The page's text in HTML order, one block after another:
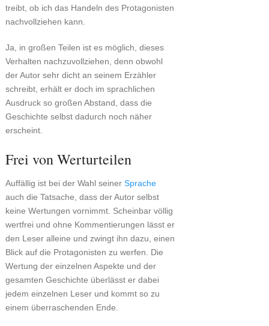
treibt, ob ich das Handeln des Protagonisten
nachvollziehen kann.
Ja, in großen Teilen ist es möglich, dieses
Verhalten nachzuvollziehen, denn obwohl
der Autor sehr dicht an seinem Erzähler
schreibt, erhält er doch im sprachlichen
Ausdruck so großen Abstand, dass die
Geschichte selbst dadurch noch näher
erscheint.
Frei von Werturteilen
Auffällig ist bei der Wahl seiner Sprache
auch die Tatsache, dass der Autor selbst
keine Wertungen vornimmt. Scheinbar völlig
wertfrei und ohne Kommentierungen lässt er
den Leser alleine und zwingt ihn dazu, einen
Blick auf die Protagonisten zu werfen. Die
Wertung der einzelnen Aspekte und der
gesamten Geschichte überlässt er dabei
jedem einzelnen Leser und kommt so zu
einem überraschenden Ende.